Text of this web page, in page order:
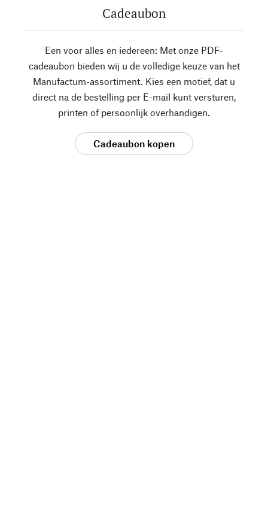
Cadeaubon
Een voor alles en iedereen: Met onze PDF-
cadeaubon bieden wij u de volledige keuze van het
Manufactum-assortiment. Kies een motief, dat u
direct na de bestelling per E-mail kunt versturen,
printen of persoonlijk overhandigen.
Cadeaubon kopen